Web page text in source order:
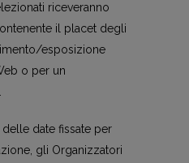
riceveranno
il placet degli
esposizione
o per un
date fissate per
gli Organizzatori